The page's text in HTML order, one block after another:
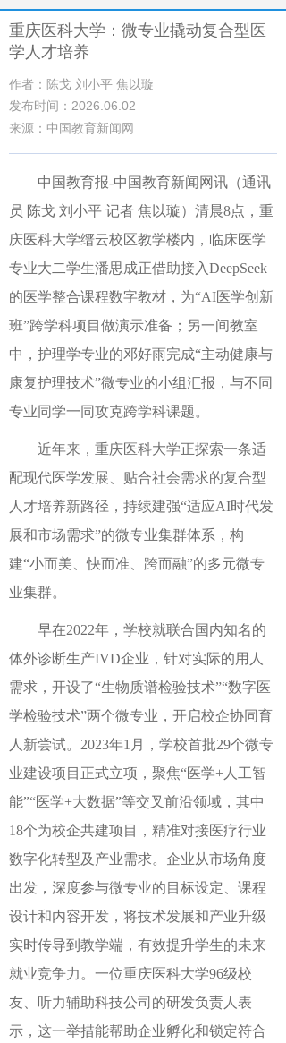
重庆医科大学：微专业撬动复合型医
学人才培养
作者：陈戈 刘小平 焦以璇
发布时间：2026.06.02
来源：中国教育新闻网
中国教育报-中国教育新闻网讯（通讯
员 陈戈 刘小平 记者 焦以璇） 清晨8点，重
庆医科大学缙云校区教学楼内，临床医学
专业大二学生潘思成正借助接入DeepSeek
的医学整合课程数字教材，为“AI医学创新
班”跨学科项目做演示准备；另一间教室
中，护理学专业的邓好雨完成“主动健康与
康复护理技术”微专业的小组汇报，与不同
专业同学一同攻克跨学科课题。
近年来，重庆医科大学正探索一条适
配现代医学发展、贴合社会需求的复合型
人才培养新路径，持续建强“适应AI时代发
展和市场需求”的微专业集群体系，构
建“小而美、快而准、跨而融”的多元微专
业集群。
早在2022年，学校就联合国内知名的
体外诊断生产IVD企业，针对实际的用人
需求，开设了“生物质谱检验技术”“数字医
学检验技术”两个微专业，开启校企协同育
人新尝试。2023年1月，学校首批29个微专
业建设项目正式立项，聚焦“医学+人工智
能”“医学+大数据”等交叉前沿领域，其中
18个为校企共建项目，精准对接医疗行业
数字化转型及产业需求。企业从市场角度
出发，深度参与微专业的目标设定、课程
设计和内容开发，将技术发展和产业升级
实时传导到教学端，有效提升学生的未来
就业竞争力。一位重庆医科大学96级校
友、听力辅助科技公司的研发负责人表
示，这一举措能帮助企业孵化和锁定符合